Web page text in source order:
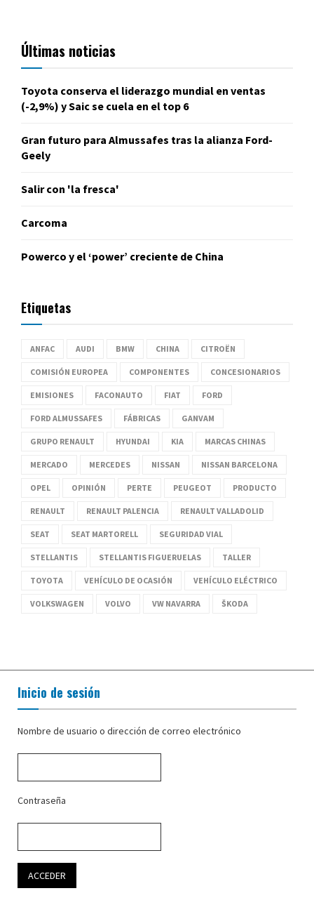
Últimas noticias
Toyota conserva el liderazgo mundial en ventas
(-2,9%) y Saic se cuela en el top 6
Gran futuro para Almussafes tras la alianza Ford-
Geely
Salir con 'la fresca'
Carcoma
Powerco y el ‘power’ creciente de China
Etiquetas
ANFAC AUDI BMW CHINA CITROËN
COMISIÓN EUROPEA COMPONENTES CONCESIONARIOS
EMISIONES FACONAUTO FIAT FORD
FORD ALMUSSAFES FÁBRICAS GANVAM
GRUPO RENAULT HYUNDAI KIA MARCAS CHINAS
MERCADO MERCEDES NISSAN NISSAN BARCELONA
OPEL OPINIÓN PERTE PEUGEOT PRODUCTO
RENAULT RENAULT PALENCIA RENAULT VALLADOLID
SEAT SEAT MARTORELL SEGURIDAD VIAL
STELLANTIS STELLANTIS FIGUERUELAS TALLER
TOYOTA VEHÍCULO DE OCASIÓN VEHÍCULO ELÉCTRICO
VOLKSWAGEN VOLVO VW NAVARRA ŠKODA
Inicio de sesión
Nombre de usuario o dirección de correo electrónico
Contraseña